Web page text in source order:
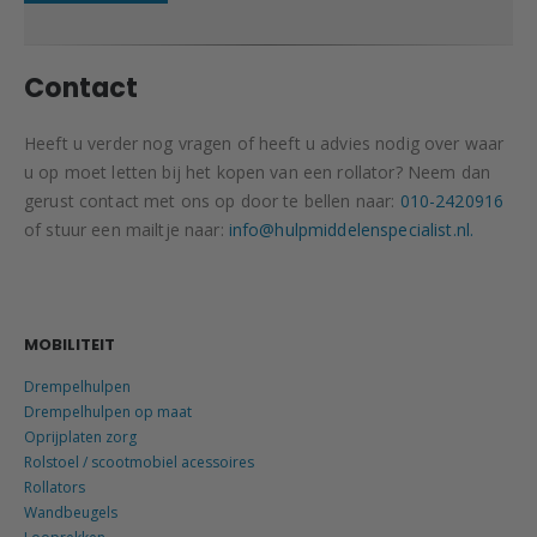
Contact
Heeft u verder nog vragen of heeft u advies nodig over waar
u op moet letten bij het kopen van een rollator? Neem dan
gerust contact met ons op door te bellen naar: 010-2420916
of stuur een mailtje naar: info@hulpmiddelenspecialist.nl.
MOBILITEIT
Drempelhulpen
Drempelhulpen op maat
Oprijplaten zorg
Rolstoel / scootmobiel acessoires
Rollators
Wandbeugels